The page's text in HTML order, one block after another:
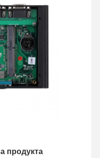
продукта